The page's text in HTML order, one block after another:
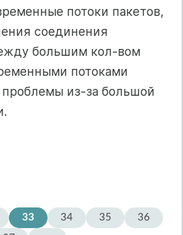
потоки пакетов,
соединения
большим кол-вом
потоками
проблемы из-за большой
33 34 35
36